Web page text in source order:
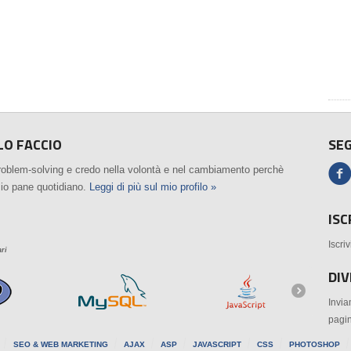
FACCIO
solving e credo nella volontà e nel cambiamento perchè
pane quotidiano. Leggi di più sul mio profilo »

SEO & WEB MARKETING AJAX ASP JAVASCRIPT CSS PHOTOSHOP